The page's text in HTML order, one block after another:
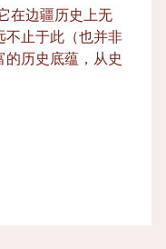
在边疆历史上无
不止于此（也并非
的历史底蕴，从史